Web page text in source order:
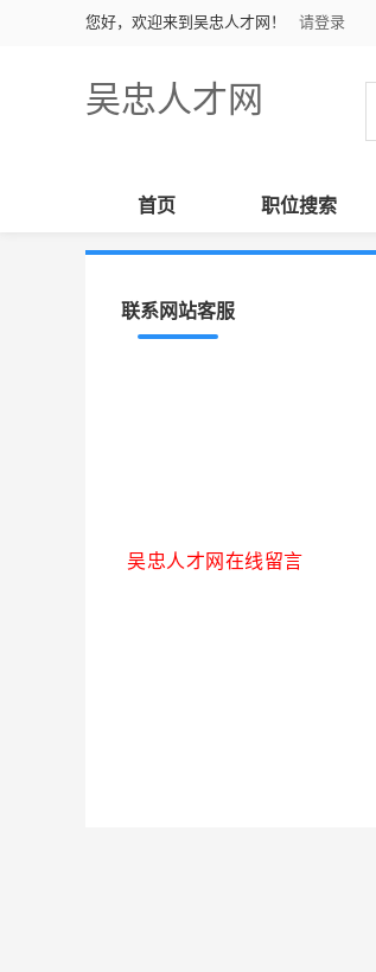
您好，欢迎来到吴忠人才网！ 请登录
吴忠人才网
首页 职位搜索
联系网站客服
吴忠人才网在线留言